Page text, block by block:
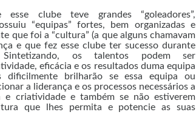
esse clube teve grandes “goleadores”,
“equipas” fortes, bem organizadas e
que foi a “cultura” (a que alguns chamavam
e que fez esse clube ter sucesso durante
Sintetizando, os talentos podem ser
eficácia e os resultados duma equipa
dificilmente brilharão se essa equipa ou
a liderança e os processos necessários a
e criatividade e também se não estiverem
que lhes permita e potencie as suas